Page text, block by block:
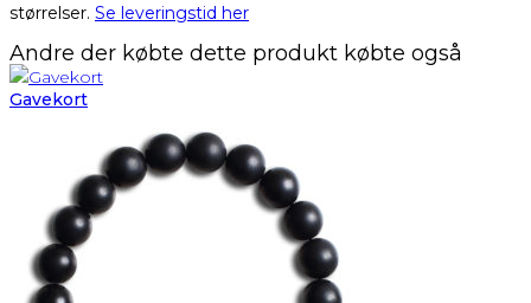
størrelser. Se leveringstid her
Andre der købte dette produkt købte også
Gavekort